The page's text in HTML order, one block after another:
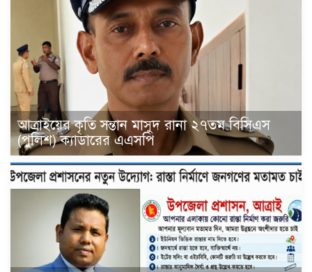
আত্রাইয়ের কৃতি সন্তান মাসুদ রানা ২৭তম বিসিএস
(পুলিশ) ক্যাডারের এএসপি